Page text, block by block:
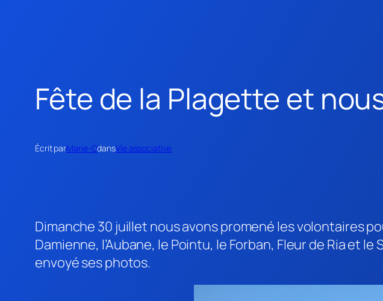
Fête de la Plagette et
Écrit parMarie-OdansVie associative
Dimanche 30 juillet nous avons promené les volontaires
Damienne, l’Aubane, le Pointu, le Forban, Fleur de Ria et
envoyé ses photos.